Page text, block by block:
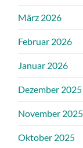
März 2026
Februar 2026
Januar 2026
Dezember 2025
November 2025
Oktober 2025